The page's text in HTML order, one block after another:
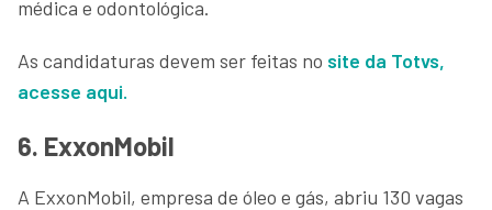
médica e odontológica.
As candidaturas devem ser feitas no site da Totvs,
acesse aqui.
6. ExxonMobil
A ExxonMobil, empresa de óleo e gás, abriu 130 vagas